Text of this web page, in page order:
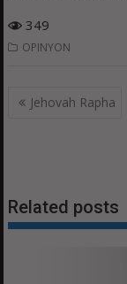
349
OPINYON
Post
Jehovah Rapha
Related posts